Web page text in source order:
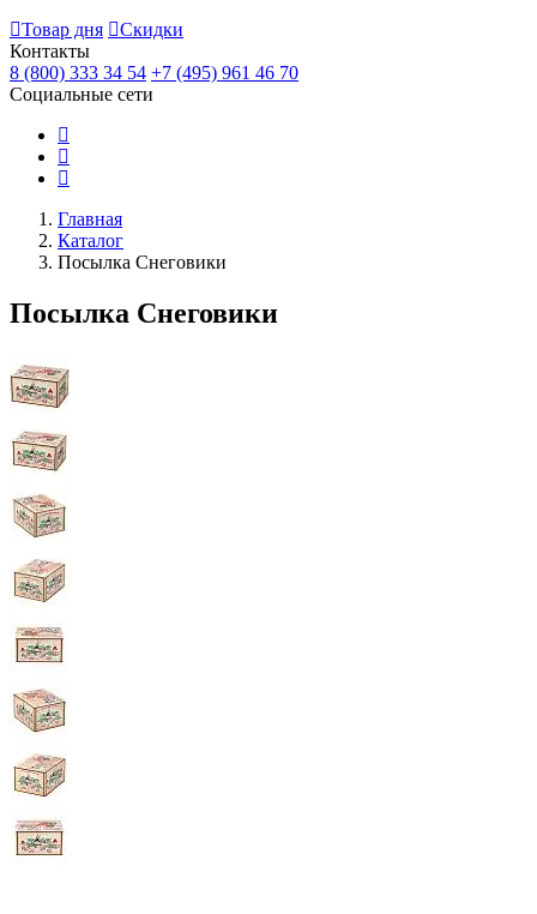
Товар дня
Скидки
Контакты
8 (800) 333 34 54 +7 (495) 961 46 70
Социальные сети
Главная
Каталог
Посылка Снеговики
Посылка Снеговики